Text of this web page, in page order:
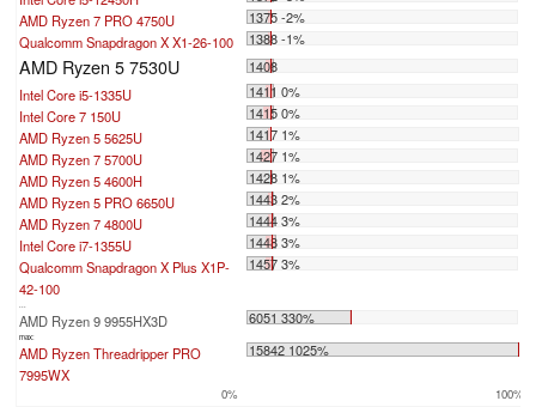
AMD Ryzen 7 PRO 4750U
1375 -2%
Qualcomm Snapdragon X X1-26-100
1388 -1%
AMD Ryzen 5 7530U
1408
Intel Core i5-1335U
1411 0%
Intel Core 7 150U
1415 0%
AMD Ryzen 5 5625U
1417 1%
AMD Ryzen 7 5700U
1427 1%
AMD Ryzen 5 4600H
1428 1%
AMD Ryzen 5 PRO 6650U
1443 2%
AMD Ryzen 7 4800U
1444 3%
Intel Core i7-1355U
1448 3%
Qualcomm Snapdragon X Plus X1P-
42-100
1457 3%
...
AMD Ryzen 9 9955HX3D 6051 330%
max:
AMD Ryzen Threadripper PRO
7995WX
15842 1025%
0% 100%